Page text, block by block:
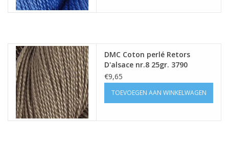
DMC Coton perlé Retors
D'alsace nr.8 25gr. 3790
€9,65
TOEVOEGEN AAN WINKELWAGEN